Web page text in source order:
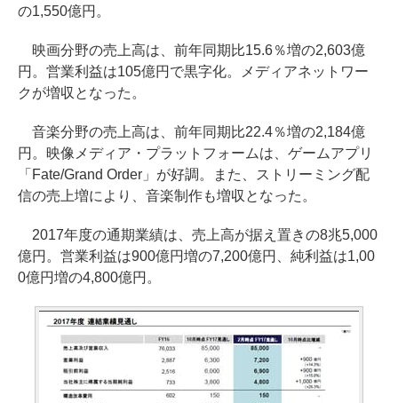
の1,550億円。
映画分野の売上高は、前年同期比15.6％増の2,603億
円。営業利益は105億円で黒字化。メディアネットワー
クが増収となった。
音楽分野の売上高は、前年同期比22.4％増の2,184億
円。映像メディア・プラットフォームは、ゲームアプリ
「Fate/Grand Order」が好調。また、ストリーミング配
信の売上増により、音楽制作も増収となった。
2017年度の通期業績は、売上高が据え置きの8兆5,000
億円。営業利益は900億円増の7,200億円、純利益は1,00
0億円増の4,800億円。